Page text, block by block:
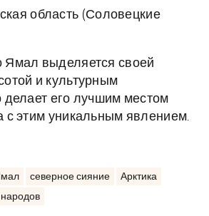
область (Соловецкие
выделяется своей
и культурным
делает его лучшим местом
с этим уникальным явлением.
северное сияние
Арктика
народов